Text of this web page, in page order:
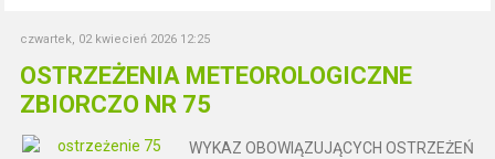
czwartek, 02 kwiecień 2026 12:25
OSTRZEŻENIA METEOROLOGICZNE
ZBIORCZO NR 75
WYKAZ OBOWIĄZUJĄCYCH OSTRZEŻEŃ